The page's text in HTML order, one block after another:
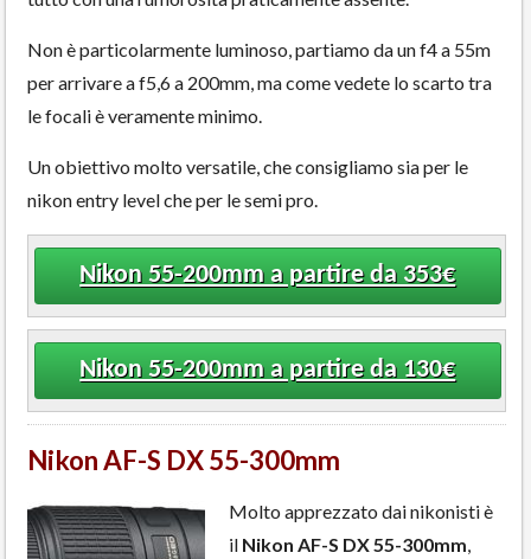
Non è particolarmente luminoso, partiamo da un f4 a 55m
per arrivare a f5,6 a 200mm, ma come vedete lo scarto tra
le focali è veramente minimo.
Un obiettivo molto versatile, che consigliamo sia per le
nikon entry level che per le semi pro.
Nikon 55-200mm a partire da 353€
Nikon 55-200mm a partire da 130€
Nikon AF-S DX 55-300mm
Molto apprezzato dai nikonisti è
il Nikon AF-S DX 55-300mm,